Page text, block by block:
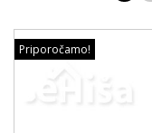
Priporočamo!